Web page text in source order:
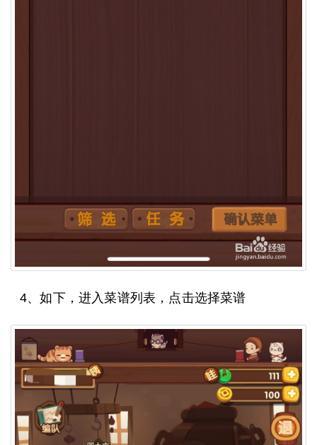
4、如下，进入菜谱列表，点击选择菜谱